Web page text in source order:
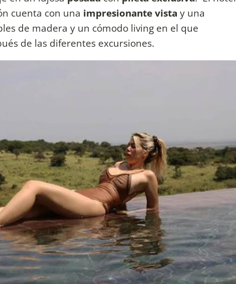
cuenta con una impresionante vista y una
de madera y un cómodo living en el que
de las diferentes excursiones.